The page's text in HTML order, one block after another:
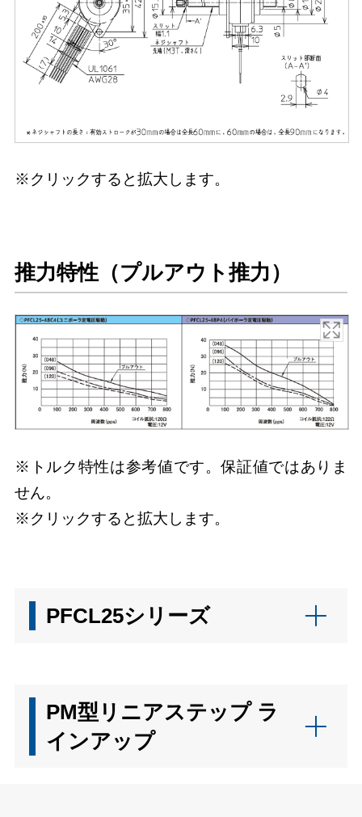
※クリックすると拡大します。
推力特性（プルアウト推力）
※トルク特性は参考値です。保証値ではありま
せん。
※クリックすると拡大します。
PFCL25シリーズ
PM型リニアステップ ラ
インアップ